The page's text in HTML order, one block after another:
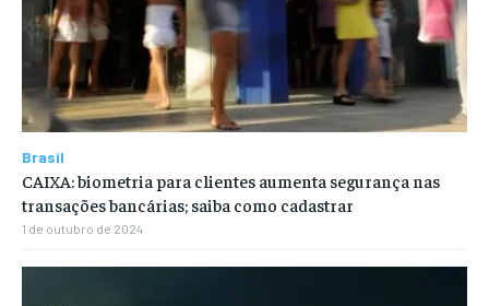
Brasil
CAIXA: biometria para clientes aumenta segurança nas
transações bancárias; saiba como cadastrar
1 de outubro de 2024